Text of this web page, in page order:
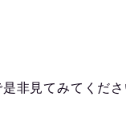
非見てみてくださ